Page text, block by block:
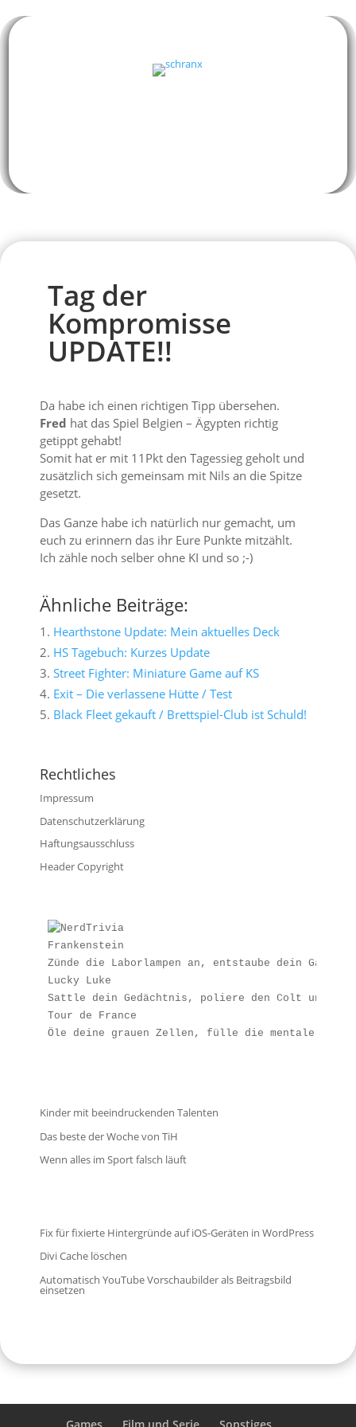
Tag der
Kompromisse
UPDATE!!
Da habe ich einen richtigen Tipp übersehen.
Fred hat das Spiel Belgien – Ägypten richtig
getippt gehabt!
Somit hat er mit 11Pkt den Tagessieg geholt und
zusätzlich sich gemeinsam mit Nils an die Spitze
gesetzt.
Das Ganze habe ich natürlich nur gemacht, um
euch zu erinnern das ihr Eure Punkte mitzählt.
Ich zähle noch selber ohne KI und so ;-)
Ähnliche Beiträge:
Hearthstone Update: Mein aktuelles Deck
HS Tagebuch: Kurzes Update
Street Fighter: Miniature Game auf KS
Exit – Die verlassene Hütte / Test
Black Fleet gekauft / Brettspiel-Club ist Schuld!
Rechtliches
Impressum
Datenschutzerklärung
Haftungsausschluss
Header Copyright
Frankenstein
Zünde die Laborlampen an, entstaube dein
Lucky Luke
Sattle dein Gedächtnis, poliere den Colt und
Tour de France
Öle deine grauen Zellen, fülle die mentale
Kinder mit beeindruckenden Talenten
Das beste der Woche von TiH
Wenn alles im Sport falsch läuft
Fix für fixierte Hintergründe auf iOS-Geräten in WordPress
Divi Cache löschen
Automatisch YouTube Vorschaubilder als Beitragsbild
einsetzen